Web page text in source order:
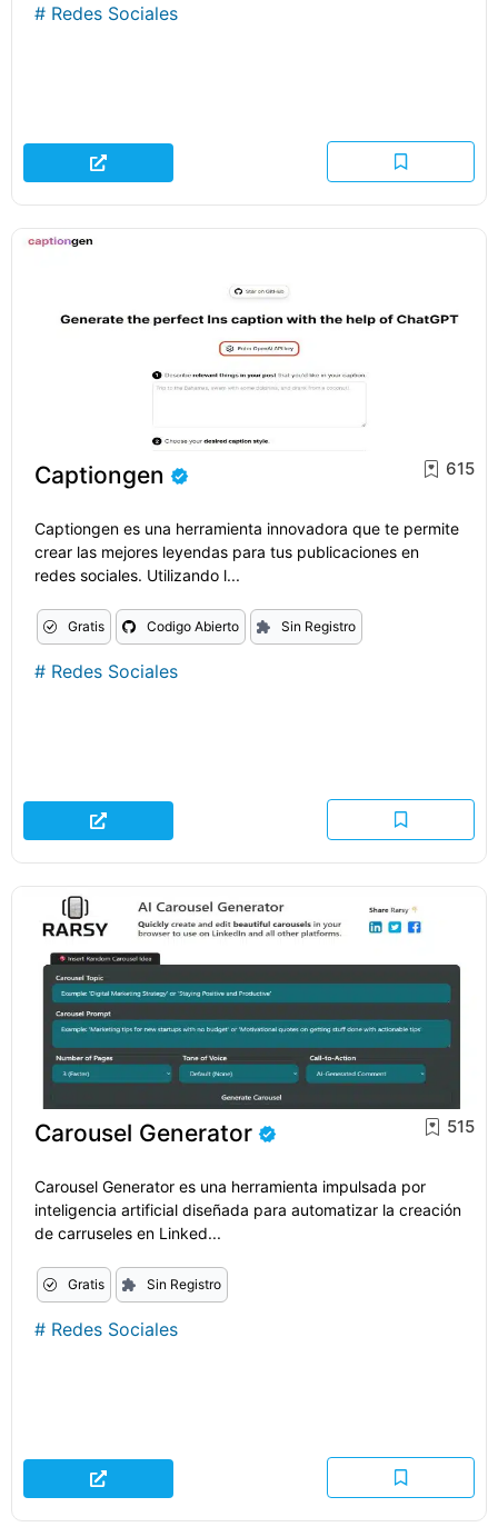
# Redes Sociales
Captiongen 615
Captiongen es una herramienta innovadora que te permite
crear las mejores leyendas para tus publicaciones en
redes sociales. Utilizando l...
Gratis Codigo Abierto Sin Registro
# Redes Sociales
Carousel Generator 515
Carousel Generator es una herramienta impulsada por
inteligencia artificial diseñada para automatizar la creación
de carruseles en Linked...
Gratis Sin Registro
# Redes Sociales